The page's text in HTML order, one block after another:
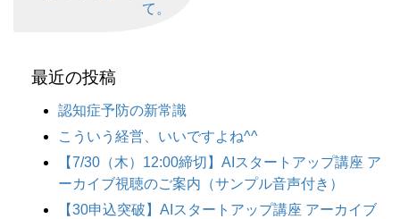
て。
最近の投稿
認知症予防の新常識
こういう経営、いいですよね^^
【7/30（木）12:00締切】AIスタートアップ講座 ア
ーカイブ視聴のご案内（サンプル音声付き）
【30申込突破】AIスタートアップ講座 アーカイブ